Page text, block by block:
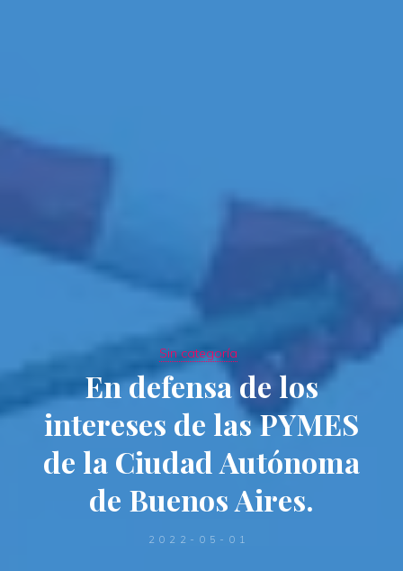
Sin categoría
En defensa de los
intereses de las PYMES
de la Ciudad Autónoma
de Buenos Aires.
2022-05-01